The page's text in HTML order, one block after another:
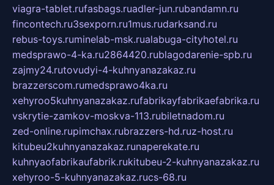
viagra-tablet.rufasbags.ruadler-jun.rubandamn.ru
fincontech.ru3sexporn.ru1mus.rudarksand.ru
rebus-toys.ruminelab-msk.rualabuga-cityhotel.ru
medsprawo-4-ka.ru2864420.rublagodarenie-spb.ru
zajmy24.rutovudyi-4-kuhnyanazakaz.ru
brazzerscom.rumedsprawo4ka.ru
xehyroo5kuhnyanazakaz.rufabrikayfabrikaefabrika.ru
vskrytie-zamkov-moskva-113.rubiletnadom.ru
zed-online.rupimchax.rubrazzers-hd.ruz-host.ru
kitubeu2kuhnyanazakaz.runaperekate.ru
kuhnyaofabrikaufabrik.rukitubeu-2-kuhnyanazakaz.ru
xehyroo-5-kuhnyanazakaz.rucs-68.ru